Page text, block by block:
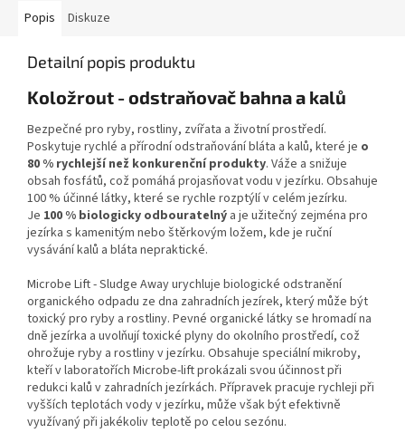
Popis Diskuze
Detailní popis produktu
Koložrout - odstraňovač bahna a kalů
Bezpečné pro ryby, rostliny, zvířata a životní prostředí.
Poskytuje rychlé a přírodní odstraňování bláta a kalů, které je o
80 % rychlejší než konkurenční produkty. Váže a snižuje
obsah fosfátů, což pomáhá projasňovat vodu v jezírku. Obsahuje
100 % účinné látky, které se rychle rozptýlí v celém jezírku.
Je 100 % biologicky odbouratelný a je užitečný zejména pro
jezírka s kamenitým nebo štěrkovým ložem, kde je ruční
vysávání kalů a bláta nepraktické.
Microbe Lift - Sludge Away urychluje biologické odstranění
organického odpadu ze dna zahradních jezírek, který může být
toxický pro ryby a rostliny. Pevné organické látky se hromadí na
dně jezírka a uvolňují toxické plyny do okolního prostředí, což
ohrožuje ryby a rostliny v jezírku. Obsahuje speciální mikroby,
kteří v laboratořích Microbe-lift prokázali svou účinnost při
redukci kalů v zahradních jezírkách. Přípravek pracuje rychleji při
vyšších teplotách vody v jezírku, může však být efektivně
využívaný při jakékoliv teplotě po celou sezónu.